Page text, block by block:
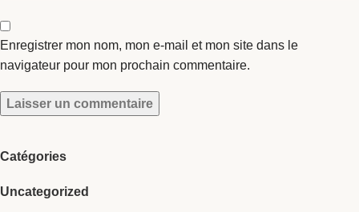
Enregistrer mon nom, mon e-mail et mon site dans le
navigateur pour mon prochain commentaire.
Catégories
Uncategorized